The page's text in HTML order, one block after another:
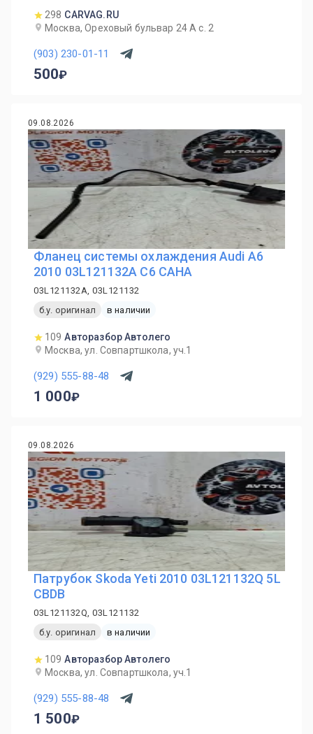
298 CARVAG.RU
Москва, Ореховый бульвар 24 А с. 2
(903) 230-01-11
500
09.08.2026
Фланец системы охлаждения Audi A6
2010 03L121132A C6 CAHA
03L121132A, 03L121132
б.у. оригинал
в наличии
109 Авторазбор Автолего
Москва, ул. Совпартшкола, уч.1
(929) 555-88-48
1 000
09.08.2026
Патрубок Skoda Yeti 2010 03L121132Q 5L
CBDB
03L121132Q, 03L121132
б.у. оригинал
в наличии
109 Авторазбор Автолего
Москва, ул. Совпартшкола, уч.1
(929) 555-88-48
1 500